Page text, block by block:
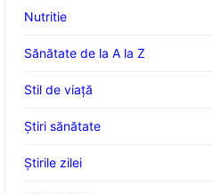
Nutritie
Sănătate de la A la Z
Stil de viaţă
Ştiri sănătate
Știrile zilei